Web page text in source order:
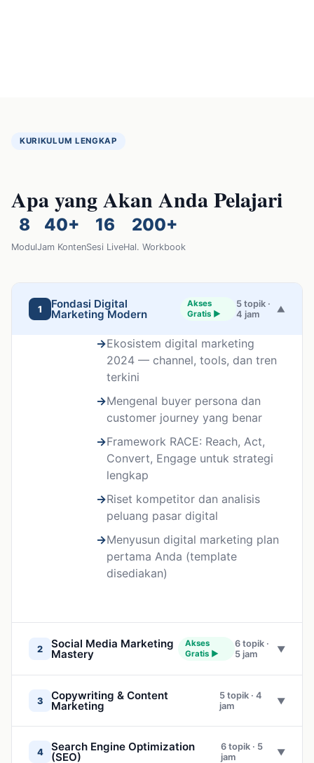
KURIKULUM LENGKAP
Apa yang Akan Anda Pelajari
8
Modul
40+
Jam Konten
16
Sesi Live
200+
Hal. Workbook
1 Fondasi Digital
Marketing Modern
Akses
Gratis ▶
5 topik ·
4 jam
▼
Ekosistem digital marketing
2024 — channel, tools, dan tren
terkini
Mengenal buyer persona dan
customer journey yang benar
Framework RACE: Reach, Act,
Convert, Engage untuk strategi
lengkap
Riset kompetitor dan analisis
peluang pasar digital
Menyusun digital marketing plan
pertama Anda (template
disediakan)
2 Social Media Marketing
Mastery
Akses
Gratis ▶
6 topik ·
5 jam
▼
hashtag, dan algoritma 2024
TikTok for Business: membuat
konten viral dengan budget
minimal
3 Copywriting & Content
Marketing
5 topik · 4
jam
▼
untuk menulis copy yang menjual
4 Search Engine Optimization
(SEO)
6 topik · 5
jam
▼